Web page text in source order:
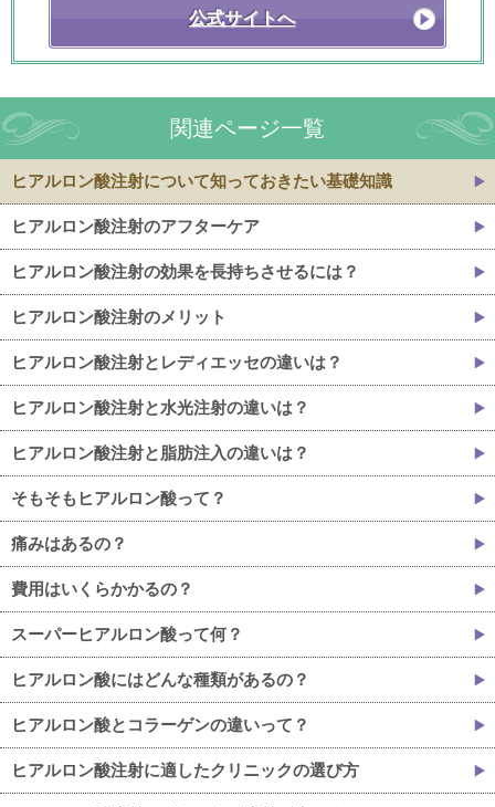
公式サイトへ
関連ページ一覧
ヒアルロン酸注射について知っておきたい基礎知識
ヒアルロン酸注射のアフターケア
ヒアルロン酸注射の効果を長持ちさせるには？
ヒアルロン酸注射のメリット
ヒアルロン酸注射とレディエッセの違いは？
ヒアルロン酸注射と水光注射の違いは？
ヒアルロン酸注射と脂肪注入の違いは？
そもそもヒアルロン酸って？
痛みはあるの？
費用はいくらかかるの？
スーパーヒアルロン酸って何？
ヒアルロン酸にはどんな種類があるの？
ヒアルロン酸とコラーゲンの違いって？
ヒアルロン酸注射に適したクリニックの選び方